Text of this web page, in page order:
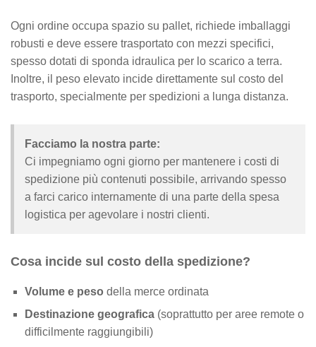
Ogni ordine occupa spazio su pallet, richiede imballaggi
robusti e deve essere trasportato con mezzi specifici,
spesso dotati di sponda idraulica per lo scarico a terra.
Inoltre, il peso elevato incide direttamente sul costo del
trasporto, specialmente per spedizioni a lunga distanza.
Facciamo la nostra parte:
Ci impegniamo ogni giorno per mantenere i costi di
spedizione più contenuti possibile, arrivando spesso
a farci carico internamente di una parte della spesa
logistica per agevolare i nostri clienti.
Cosa incide sul costo della spedizione?
Volume e peso della merce ordinata
Destinazione geografica (soprattutto per aree remote o
difficilmente raggiungibili)